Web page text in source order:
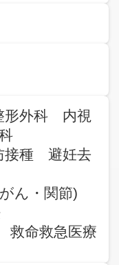
外科 内視
種 避妊去
がん・関節)
命救急医療